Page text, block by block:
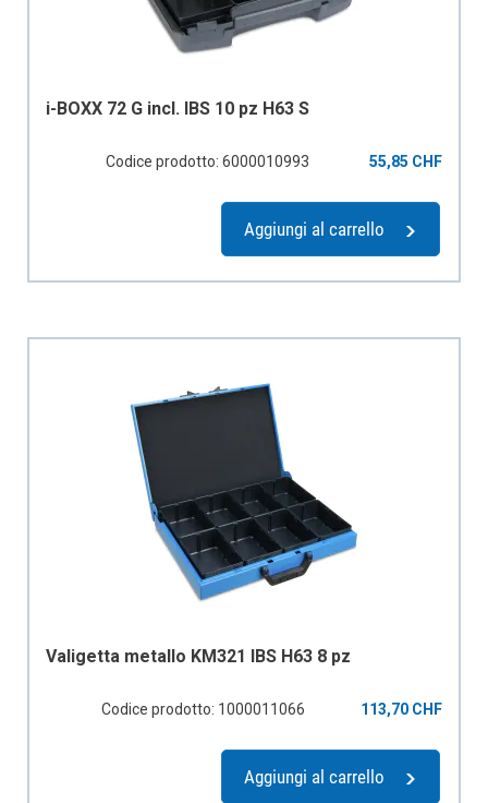
i-BOXX 72 G incl. IBS 10 pz H63 S
Codice prodotto: 6000010993 55,85 CHF
Aggiungi al carrello
Valigetta metallo KM321 IBS H63 8 pz
Codice prodotto: 1000011066 113,70 CHF
Aggiungi al carrello